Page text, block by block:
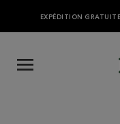
EXPÉDITION